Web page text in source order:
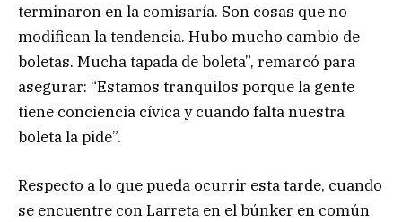
terminaron en la comisaría. Son cosas que no
modifican la tendencia. Hubo mucho cambio de
boletas. Mucha tapada de boleta”, remarcó para
asegurar: “Estamos tranquilos porque la gente
tiene conciencia cívica y cuando falta nuestra
boleta la pide”.
Respecto a lo que pueda ocurrir esta tarde, cuando
se encuentre con Larreta en el búnker en común